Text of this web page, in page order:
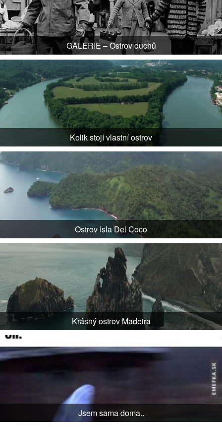
GALERIE – Ostrov duchů
Kolik stojí vlastní ostrov
Ostrov Isla Del Coco
Krásný ostrov Madeira
Jsem sama doma..